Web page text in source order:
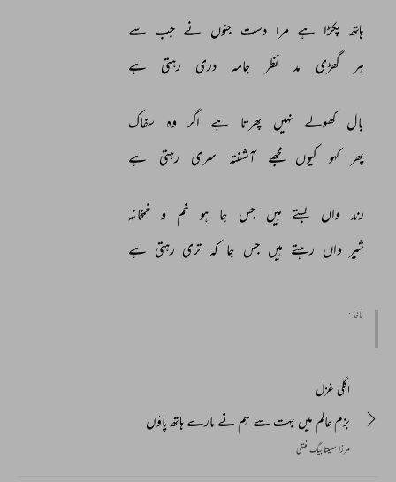
ہاتھ پکڑا ہے مرا دست جنوں نے جب سے
ہر
گھڑی مد نظر جامہ دری رہتی ہے
بال کھولے نہیں پھرتا ہے اگر وہ
سفاک
پھر
کہو کیوں مجھے آشفتہ سری رہتی ہے
رند واں بستے ہیں جس جا ہو خم و خمخانہ
شیر واں رہتے ہیں جس جا کہ تری رہتی ہے
مأخذ :
اگلی غزل
بزم عالم میں بہت سے ہم نے مارے ہاتھ پاؤں
مرزا مسیتابیگ منتہی